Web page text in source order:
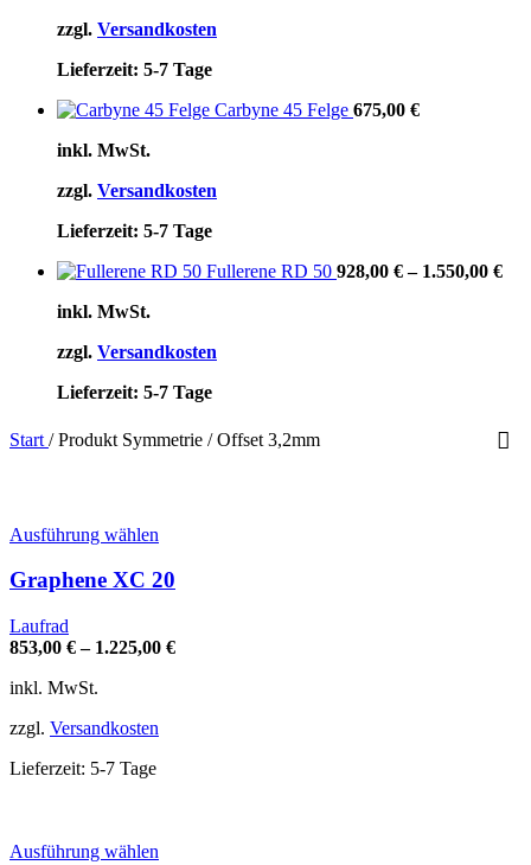
zzgl. Versandkosten
Lieferzeit: 5-7 Tage
Carbyne 45 Felge 675,00 €
inkl. MwSt.
zzgl. Versandkosten
Lieferzeit: 5-7 Tage
Fullerene RD 50 928,00 €– 1.550,00 €
inkl. MwSt.
zzgl. Versandkosten
Lieferzeit: 5-7 Tage
Start / Produkt Symmetrie / Offset 3,2mm
Ausführung wählen
weist
auf.
Graphene XC 20
Laufrad
853,00 €– 1.225,00 €
inkl. MwSt.
zzgl. Versandkosten
Lieferzeit: 5-7 Tage
Ausführung wählen